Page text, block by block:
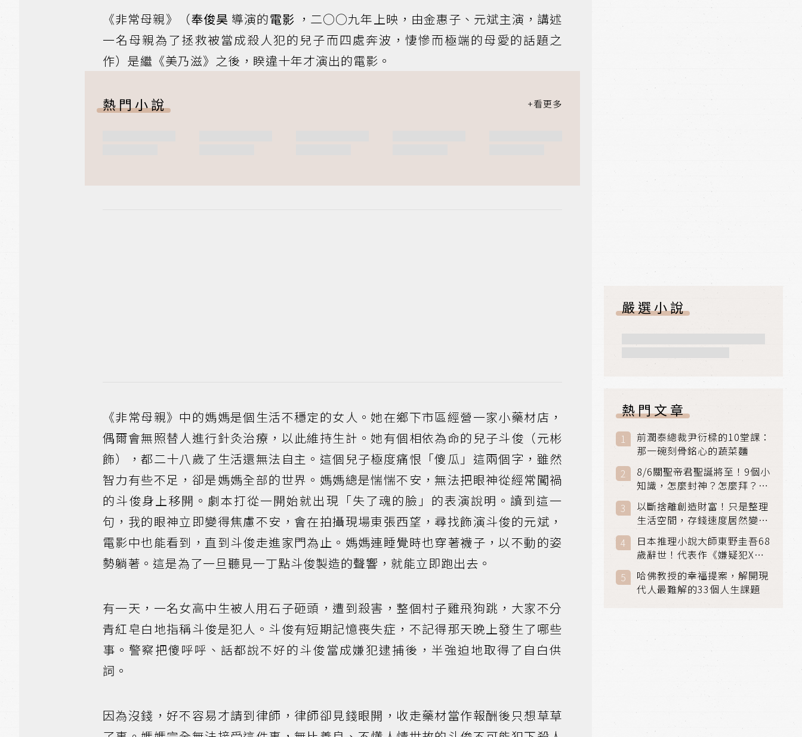
《非常母親》（奉俊昊 導演的電影 ，二○○九年上映，由金惠子、元斌主演，講述
一名母親為了拯救被當成殺人犯的兒子而四處奔波，悽慘而極端的母愛的話題之
作）是繼《美乃滋》之後，睽違十年才演出的電影。
熱門小說
《非常母親》中的媽媽是個生活不穩定的女人。她在鄉下市區經營一家小藥材店，
偶爾會無照替人進行針灸治療，以此維持生計。她有個相依為命的兒子斗俊（元彬
飾），都二十八歲了生活還無法自主。這個兒子極度痛恨「傻瓜」這兩個字，雖然
智力有些不足，卻是媽媽全部的世界。媽媽總是惴惴不安，無法把眼神從經常闖禍
的斗俊身上移開。劇本打從一開始就出現「失了魂的臉」的表演說明。讀到這一
句，我的眼神立即變得焦慮不安，會在拍攝現場東張西望，尋找飾演斗俊的元斌，
電影中也能看到，直到斗俊走進家門為止。媽媽連睡覺時也穿著襪子，以不動的姿
勢躺著。這是為了一旦聽見一丁點斗俊製造的聲響，就能立即跑出去。
有一天，一名女高中生被人用石子砸頭，遭到殺害，整個村子雞飛狗跳，大家不分
青紅皂白地指稱斗俊是犯人。斗俊有短期記憶喪失症，不記得那天晚上發生了哪些
事。警察把傻呼呼、話都說不好的斗俊當成嫌犯逮捕後，半強迫地取得了自白供
詞。
因為沒錢，好不容易才請到律師，律師卻見錢眼開，收走藥材當作報酬後只想草草
嚴選小說
熱門文章
前潤泰總裁尹衍樑的10堂課：
那一碗刻骨銘心的蔬菜麵
8/6關聖帝君聖誕將至！9個小
知識，怎麼封神？怎麼拜？該
拜哪個關帝？
以斷捨離創造財富！只是整理
生活空間，存錢速度居然變快
日本推理小說大師東野圭吾68
歲辭世！代表作《嫌疑犯X的
獻身》《解憂雜貨店》獲獎無
數
哈佛教授的幸福提案，解開現
代人最難解的33個人生課題